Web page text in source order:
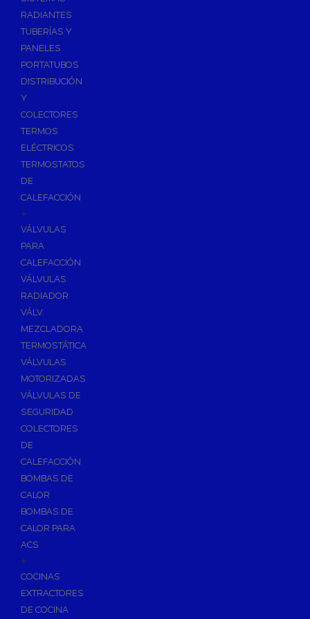
Ósmosis con Depósito
Recambios de Ósmosis
Grifería de Ósmosis
Regulación y Dosificación de Agua
RADIANTES
TUBERÍAS Y
PANELES
PORTATUBOS
DISTRIBUCIÓN
Y
COLECTORES
TERMOS
ELÉCTRICOS
TERMOSTATOS
DE
CALEFACCIÓN
+
VÁLVULAS
PARA
CALEFACCIÓN
VÁLVULAS
RADIADOR
VÁLV.
MEZCLADORA
TERMOSTÁTICA
VÁLVULAS
MOTORIZADAS
VÁLVULAS DE
SEGURIDAD
COLECTORES
DE
CALEFACCIÓN
BOMBAS DE
CALOR
BOMBAS DE
CALOR PARA
ACS
+
COCINAS
EXTRACTORES
DE COCINA